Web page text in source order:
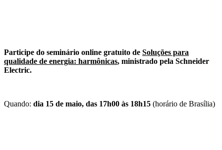
Participe do seminário online gratuito de Soluções para
qualidade de energia: harmônicas, ministrado pela Schneider
Electric.
Quando: dia 15 de maio, das 17h00 às 18h15 (horário de Brasília)